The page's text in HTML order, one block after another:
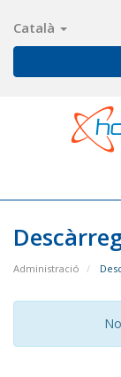
Català
Administració